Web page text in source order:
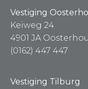
Vestiging
Keiweg 24
4901 JA
(0162) 447 447
Vestiging Tilburg